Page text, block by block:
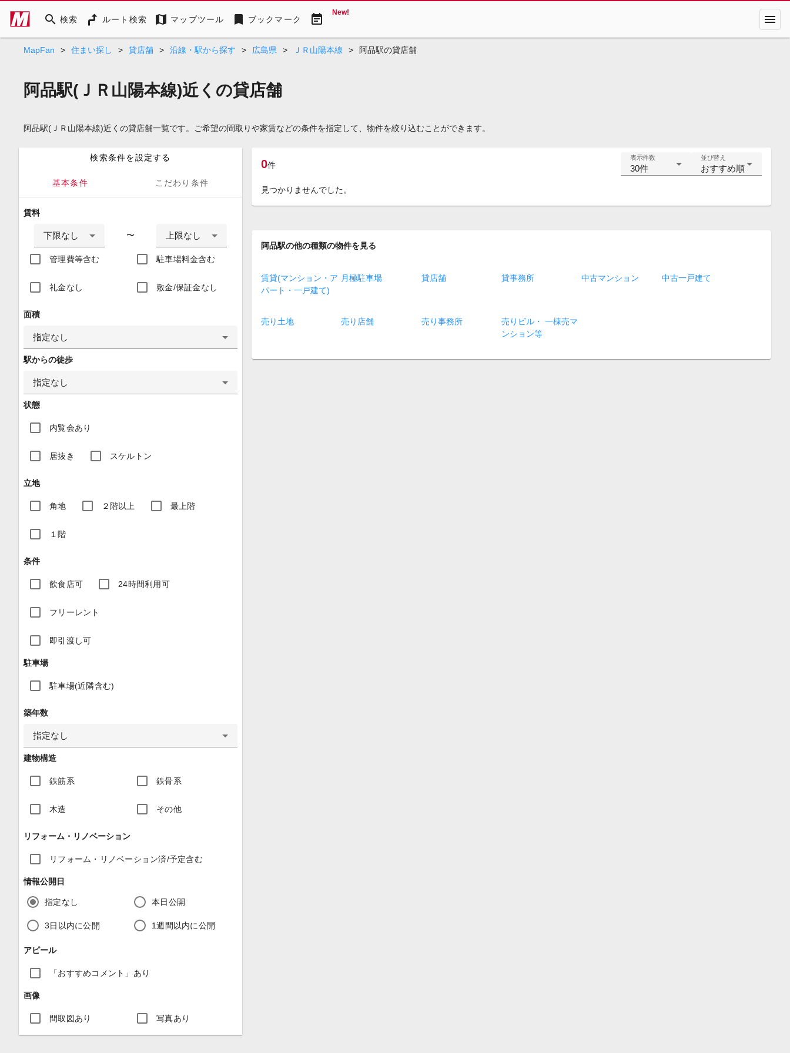
search 検索 ルート検索 map マップツール bookmark ブックマーク event_note New! menu
MapFan > 住まい探し > 貸店舗 > 沿線・駅から探す > 広島県 > ＪＲ山陽本線 > 阿品駅の貸店舗
阿品駅(ＪＲ山陽本線)近くの貸店舗
阿品駅(ＪＲ山陽本線)近くの貸店舗一覧です。ご希望の間取りや家賃などの条件を指定して、物件を絞り込むことができます。
検索条件を設定する
基本条件 こだわり条件
賃料
下限なし 〜 上限なし
管理費等含む 駐車場料金含む
礼金なし 敷金/保証金なし
面積
指定なし
駅からの徒歩
指定なし
状態
内覧会あり
居抜き スケルトン
立地
角地 ２階以上 最上階
１階
条件
飲食店可 24時間利用可
フリーレント
即引渡し可
駐車場
駐車場(近隣含む)
築年数
指定なし
建物構造
鉄筋系 鉄骨系
木造 その他
リフォーム・リノベーション
リフォーム・リノベーション済/予定含む
情報公開日
指定なし 本日公開
3日以内に公開 1週間以内に公開
アピール
「おすすめコメント」あり
画像
間取図あり 写真あり
0件
表示件数
30件
並び替え
おすすめ順
見つかりませんでした。
阿品駅の他の種類の物件を見る
賃貸(マンション・ア
パート・一戸建て)
月極駐車場 貸店舗 貸事務所 中古マンション 中古一戸建て
売り土地 売り店舗 売り事務所
売りビル・ 一棟売マ
ンション等